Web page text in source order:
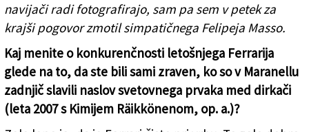
navijači radi fotografirajo, sam pa sem v petek za
krajši pogovor zmotil simpatičnega Felipeja Masso.
Kaj menite o konkurenčnosti letošnjega Ferrarija
glede na to, da ste bili sami zraven, ko so v Maranellu
zadnjič slavili naslov svetovnega prvaka med dirkači
(leta 2007 s Kimijem Räikkönenom, op. a.)?